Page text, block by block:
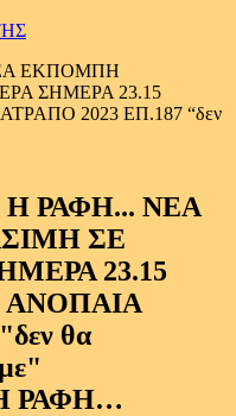
ΕΚΠΟΜΠΗ
ΣΗΜΕΡΑ 23.15
2023 ΕΠ.187 “δεν
ΡΑΦΗ…